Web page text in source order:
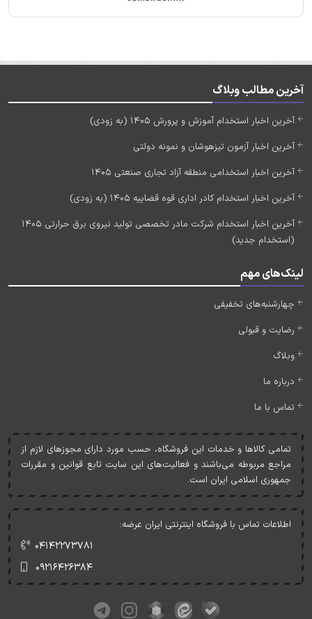
آخرین مطالب وبلاگ
آخرین اخبار استخدام آموزش و پرورش 1405 (به زودی)
آخرین اخبار آزمون تیزهوشان و نمونه دولتی
آخرین اخبار استخدامی منطقه آزاد تجاری صنعتی 1405
آخرین اخبار استخدام کادر اداری قوه قضاییه 1405 (به زودی)
آخرین اخبار استخدام شرکت مادر تخصصی تولید نیروی برق حرارتی 1405
(استخدام جدید)
لینک‌های مهم
چهارشنبه‌های تخفیفی
رضایت و قبولی
وبلاگ
درباره ما
تماس با ما
تمامی کالاها و خدمات اين فروشگاه، حسب مورد دارای مجوزهای لازم از
مراجع مربوطه می‌باشند و فعاليت‌های اين سايت تابع قوانين و مقررات
جمهوری اسلامی ايران است.
اطلاعات تماس با فروشگاه اینترنتی ایران عرضه:
۰۴۱۴۲۲۷۳۷۸۱
۰۹۲۱۶۴۲۶۳۸۴